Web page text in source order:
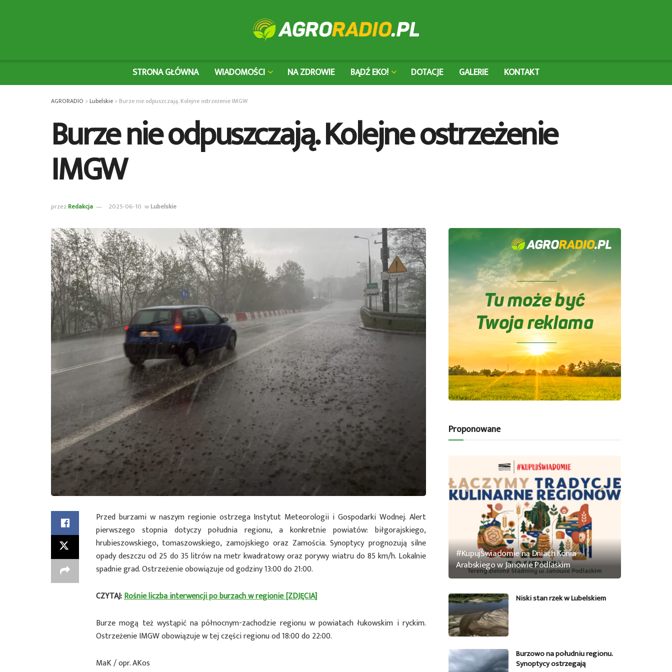
STRONA GŁÓWNA WIADOMOŚCI NA ZDROWIE BĄDŹ EKO! DOTACJE GALERIE KONTAKT
AGRORADIO >Lubelskie > Burze nie odpuszczają. Kolejne ostrzeżenie IMGW
Burze nie odpuszczają. Kolejne ostrzeżenie
IMGW
przezRedakcja 2025-06-10 wLubelskie
Przed burzami w naszym regionie ostrzega Instytut Meteorologii i Gospodarki Wodnej. Alert
pierwszego stopnia dotyczy południa regionu, a konkretnie powiatów: biłgorajskiego,
hrubieszowskiego, tomaszowskiego, zamojskiego oraz Zamościa. Synoptycy prognozują silne
opady deszczu od 25 do 35 litrów na metr kwadratowy oraz porywy wiatru do 85 km/h. Lokalnie
spadnie grad. Ostrzeżenie obowiązuje od godziny 13:00 do 21:00.
CZYTAJ:Rośnie liczba interwencji po burzach w regionie [ZDJĘCIA]
Burze mogą też wystąpić na północnym-zachodzie regionu w powiatach łukowskim i ryckim.
Ostrzeżenie IMGW obowiązuje w tej części regionu od 18:00 do 22:00.
MaK / opr. AKos
Proponowane
#KupujŚwiadomie na Dniach Konia
Arabskiego w Janowie Podlaskim
Niski stan rzek w Lubelskiem
Burzowo na południu regionu.
Synoptycy ostrzegają